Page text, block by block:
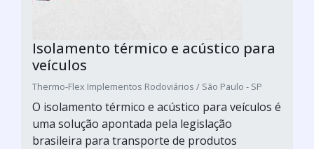
Isolamento térmico e acústico para
veículos
Thermo-Flex Implementos Rodoviários / São Paulo - SP
O isolamento térmico e acústico para veículos é
uma solução apontada pela legislação
brasileira para transporte de produtos